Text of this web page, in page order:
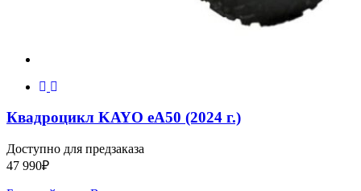
Квадроцикл KAYO еA50 (2024 г.)
Доступно для предзаказа
47 990₽